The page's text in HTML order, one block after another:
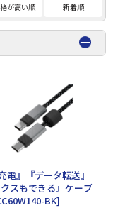
が高い順 新着順
電』『データ転送』
クスもできる』ケーブ
BK]